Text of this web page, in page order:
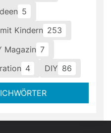
5
Kindern 253
Magazin 7
4 DIY 86